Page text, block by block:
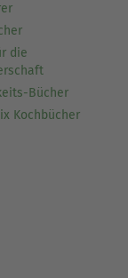
die
Bücher
Kochbücher